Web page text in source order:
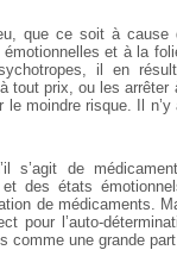
que ce soit à cause
et à la
il en
tout prix, ou les
moindre risque. Il
s’agit de
des états
de médicaments.
pour l’auto-
comme une grande